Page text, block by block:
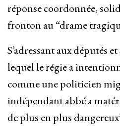
réponse coordonnée,
fronton au “drame
S’adressant aux députés
lequel le régie a
comme une politicien
indépendant abbé a
de plus en plus